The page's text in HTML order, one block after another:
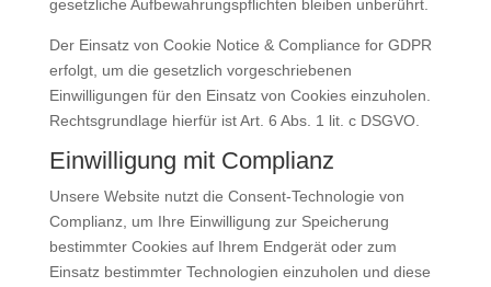
gesetzliche Aufbewahrungspflichten bleiben unberührt.
Der Einsatz von Cookie Notice & Compliance for GDPR
erfolgt, um die gesetzlich vorgeschriebenen
Einwilligungen für den Einsatz von Cookies einzuholen.
Rechtsgrundlage hierfür ist Art. 6 Abs. 1 lit. c DSGVO.
Einwilligung mit Complianz
Unsere Website nutzt die Consent-Technologie von
Complianz, um Ihre Einwilligung zur Speicherung
bestimmter Cookies auf Ihrem Endgerät oder zum
Einsatz bestimmter Technologien einzuholen und diese